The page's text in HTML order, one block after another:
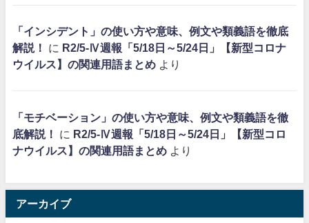
「インシデント」の使い方や意味、例文や類義語を徹底
解説！
に R2/5-Ⅳ週報「5/18日～5/24日」【新型コロナ
ウイルス】の関連用語まとめ より
「モチベーション」の使い方や意味、例文や類義語を徹
底解説！
に R2/5-Ⅳ週報「5/18日～5/24日」【新型コロ
ナウイルス】の関連用語まとめ より
アーカイブ